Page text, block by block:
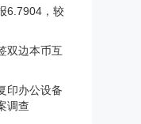
6.7904，较
双边本币互
印办公设备
调查